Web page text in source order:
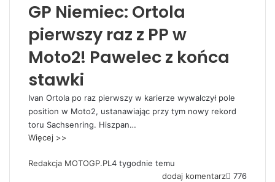
GP Niemiec: Ortola
pierwszy raz z PP w
Moto2! Pawelec z końca
stawki
Ivan Ortola po raz pierwszy w karierze wywalczył pole
position w Moto2, ustanawiając przy tym nowy rekord
toru Sachsenring. Hiszpan…
Więcej >>
Redakcja MOTOGP.PL 4 tygodnie temu
dodaj komentarz
776